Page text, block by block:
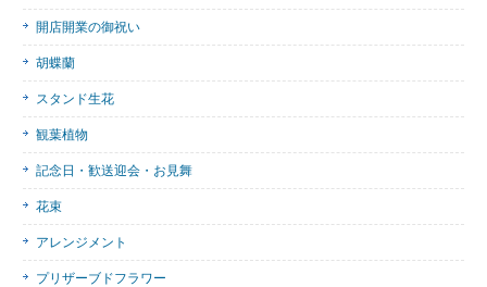
開店開業の御祝い
胡蝶蘭
スタンド生花
観葉植物
記念日・歓送迎会・お見舞
花束
アレンジメント
プリザーブドフラワー